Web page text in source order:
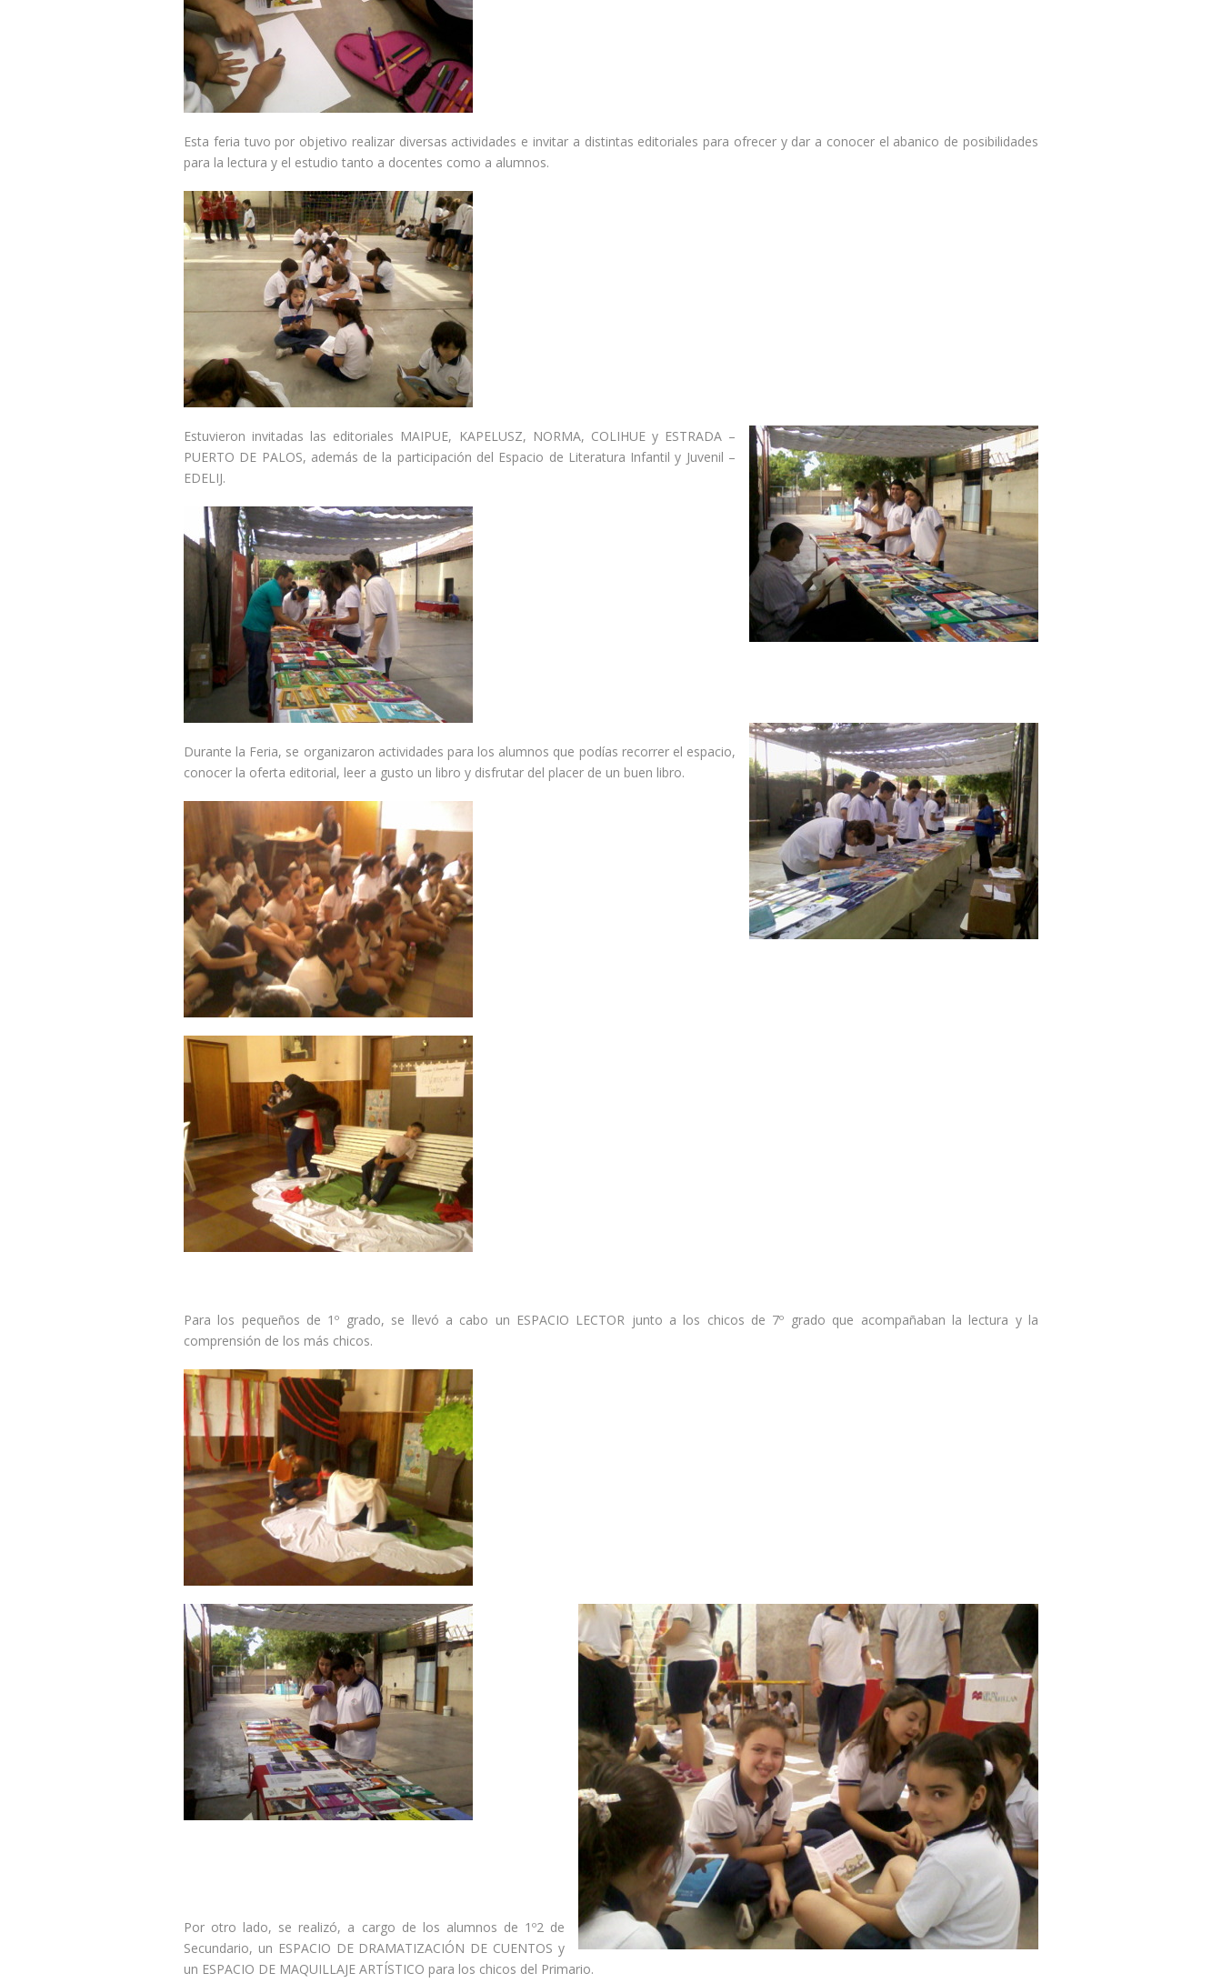
Esta feria tuvo por objetivo realizar diversas actividades e invitar a distintas editoriales para ofrecer y dar a conocer el abanico de posibilidades
para la lectura y el estudio tanto a docentes como a alumnos.
Estuvieron invitadas las editoriales MAIPUE, KAPELUSZ, NORMA, COLIHUE y ESTRADA –
PUERTO DE PALOS, además de la participación del Espacio de Literatura Infantil y Juvenil –
EDELIJ.
Durante la Feria, se organizaron actividades para los alumnos que podías recorrer el espacio,
conocer la oferta editorial, leer a gusto un libro y disfrutar del placer de un buen libro.
Para los pequeños de 1º grado, se llevó a cabo un ESPACIO LECTOR junto a los chicos de 7º grado que acompañaban la lectura y la
comprensión de los más chicos.
Por otro lado, se realizó, a cargo de los alumnos de 1º2 de
Secundario, un ESPACIO DE DRAMATIZACIÓN DE CUENTOS y
un ESPACIO DE MAQUILLAJE ARTÍSTICO para los chicos del Primario.